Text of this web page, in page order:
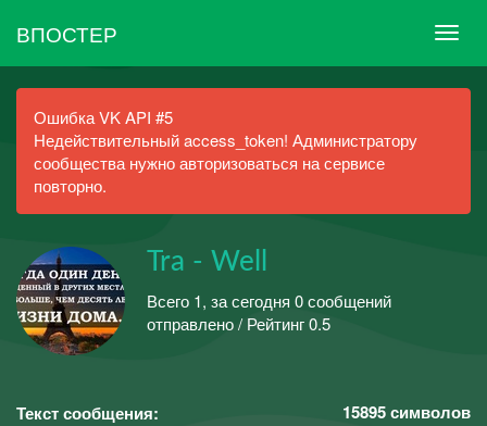
ВПОСТЕР
Ошибка VK API #5
Недействительный access_token! Администратору
сообщества нужно авторизоваться на сервисе
повторно.
Tra - Well
Всего 1, за сегодня 0 сообщений
отправлено / Рейтинг 0.5
Текст сообщения: 15895символов